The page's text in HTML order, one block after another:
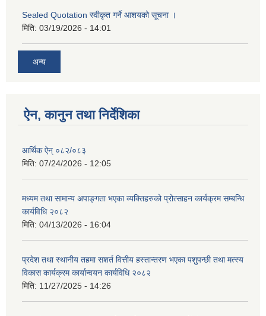
Sealed Quotation स्वीकृत गर्ने आशयको सूचना ।
मिति: 03/19/2026 - 14:01
अन्य
ऐन, कानुन तथा निर्देशिका
आर्थिक ऐन् ०८२/०८३
मिति: 07/24/2026 - 12:05
मध्यम तथा सामान्य अपाङ्गता भएका व्यक्तिहरुको प्रोत्साहन कार्यक्रम सम्बन्धि
कार्यविधि २०८२
मिति: 04/13/2026 - 16:04
प्रदेश तथा स्थानीय तहमा सशर्त वित्तीय हस्तान्तरण भएका पशुपन्छी तथा मत्स्य
विकास कार्यक्रम कार्यान्वयन कार्यविधि २०८२
मिति: 11/27/2025 - 14:26